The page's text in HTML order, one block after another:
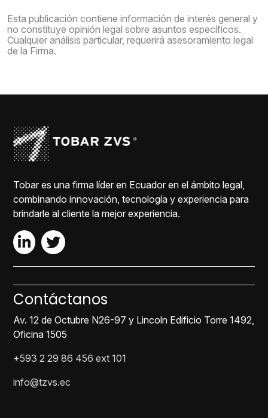
Esta publicación contiene información de interés general y
no constituye opinión legal sobre asuntos específicos.
Cualquier análisis particular, requerirá asesoramiento legal
de la Firma.
Tobar es una firma líder en Ecuador en el ámbito legal,
combinando innovación, tecnología y experiencia para
brindarle al cliente la mejor experiencia.
Contáctanos
Av. 12 de Octubre N26-97 y Lincoln Edificio Torre 1492,
Oficina 1505
+593 2 29 86 456 ext 101
info@tzvs.ec